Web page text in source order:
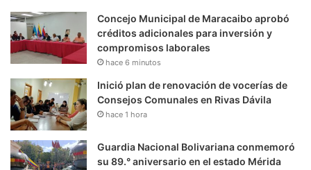
Concejo Municipal de Maracaibo aprobó
créditos adicionales para inversión y
compromisos laborales
hace 6 minutos
Inició plan de renovación de vocerías de
Consejos Comunales en Rivas Dávila
hace 1 hora
Guardia Nacional Bolivariana conmemoró
su 89.° aniversario en el estado Mérida